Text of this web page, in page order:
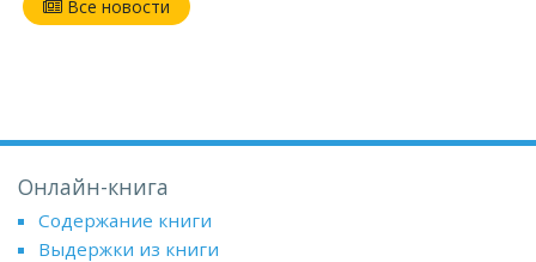
Все новости
Онлайн-книга
Содержание книги
Выдержки из книги